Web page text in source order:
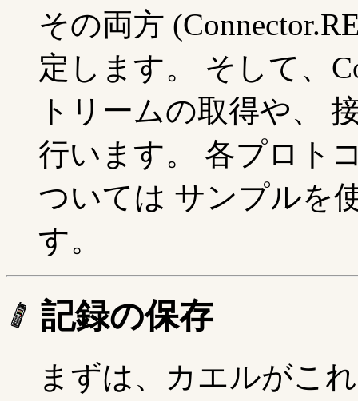
その両方
定します。 そして、
トリームの取得や、
行います。 各プロト
ついては サンプルを
す。
記録の保存
まずは、カエルがこ